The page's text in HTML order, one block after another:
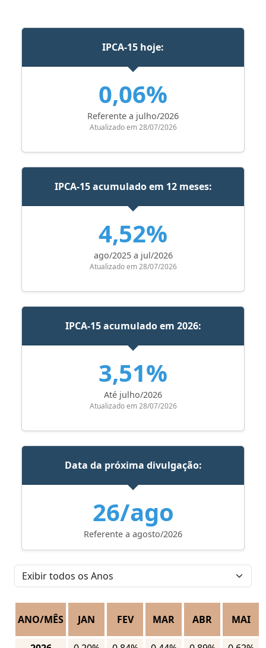
IPCA-15 hoje:
0,06%
Referente a julho/2026
Atualizado em 28/07/2026
IPCA-15 acumulado em 12 meses:
4,52%
ago/2025 a jul/2026
Atualizado em 28/07/2026
IPCA-15 acumulado em 2026:
3,51%
Até julho/2026
Atualizado em 28/07/2026
Data da próxima divulgação:
26/ago
Referente a agosto/2026
ANO/MÊS JAN FEV MAR ABR MAI